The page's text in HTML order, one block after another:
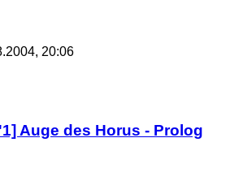
20:06
Auge des Horus - Prolog